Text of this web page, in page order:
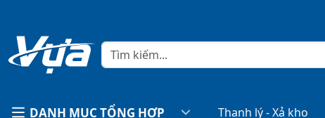
DANH MỤC TỔNG HỢP Thanh lý - Xả kho